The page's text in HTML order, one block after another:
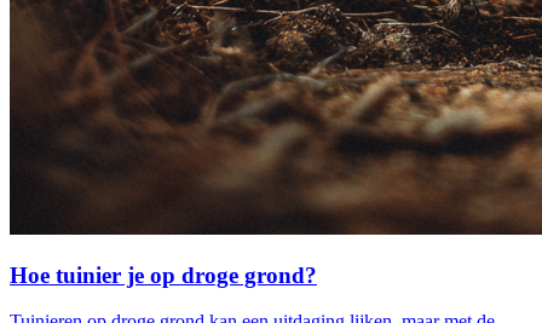
Hoe tuinier je op droge grond?